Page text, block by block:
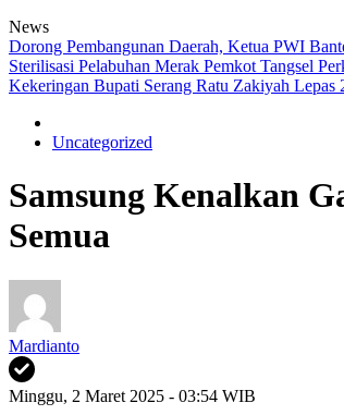
News
Dorong Pembangunan Daerah, Ketua PWI
Sterilisasi Pelabuhan Merak Pemkot Tangsel
Kekeringan Bupati Serang Ratu Zakiyah
Uncategorized
Samsung Kenalkan
Semua
Mardianto
Minggu, 2 Maret 2025 - 03:54 WIB